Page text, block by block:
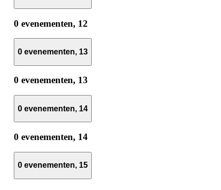
0 evenementen, 12
0 evenementen, 13
0 evenementen, 13
0 evenementen, 14
0 evenementen, 14
0 evenementen, 15